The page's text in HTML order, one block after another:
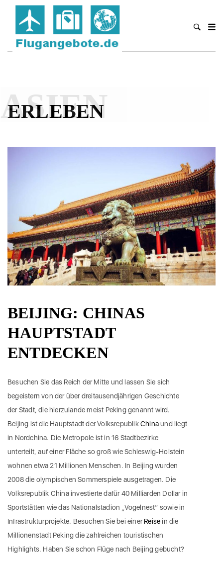
ERLEBEN
ASIEN
BEIJING: CHINAS
HAUPTSTADT
ENTDECKEN
Besuchen Sie das Reich der Mitte und lassen Sie sich
begeistern von der über dreitausendjährigen Geschichte
der Stadt, die hierzulande meist Peking genannt wird.
Beijing ist die Hauptstadt der VolksrepublikChinaund liegt
in Nordchina. Die Metropole ist in 16 Stadtbezirke
unterteilt, auf einer Fläche so groß wie Schleswig-Holstein
wohnen etwa 21 Millionen Menschen. In Beijing wurden
2008 die olympischen Sommerspiele ausgetragen. Die
Volksrepublik China investierte dafür 40 Milliarden Dollar in
Sportstätten wie das Nationalstadion „Vogelnest“ sowie in
Infrastrukturprojekte. Besuchen Sie bei einerReise in die
Millionenstadt Peking die zahlreichen touristischen
Highlights. Haben Sie schon Flüge nach Beijing gebucht?